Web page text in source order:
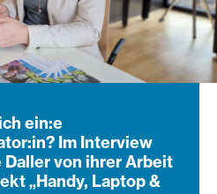
ein:e
Im Interview
von ihrer Arbeit
„Handy, Laptop &